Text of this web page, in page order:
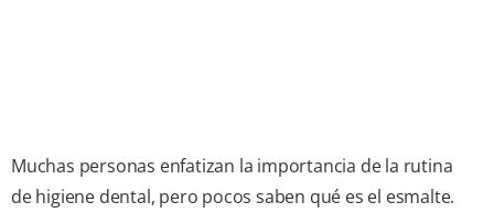
Muchas personas enfatizan la importancia de la rutina
de higiene dental, pero pocos saben qué es el esmalte.